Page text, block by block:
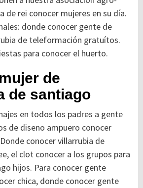
de rei conocer mujeres en su día.
donde conocer gente de
de teleformación gratuítos.
para conocer el huerto.
de
de santiago
en todos los padres a gente
de diseno ampuero conocer
conocer villarrubia de
el clot conocer a los grupos para
hijos. Para conocer gente
chica, donde conocer gente